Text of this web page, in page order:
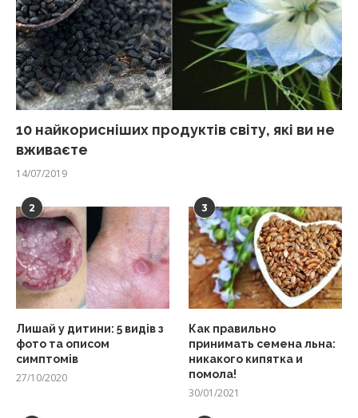
10 найкорисніших продуктів світу, які ви не
вживаєте
14/07/2019
2
Лишай у дитини: 5 видів з
фото та описом
симптомів
27/10/2020
3
Как правильно
принимать семена льна:
никакого кипятка и
помола!
30/01/2021